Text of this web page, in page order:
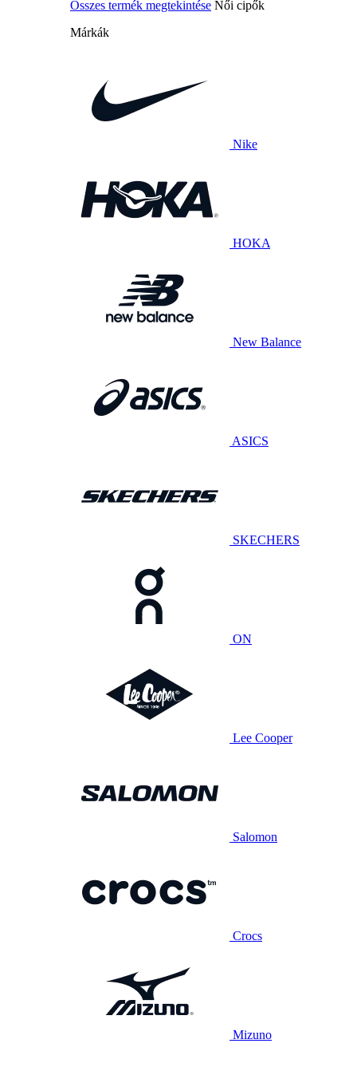
Összes termék megtekintése Női cipők
Márkák
Nike
HOKA
New Balance
ASICS
SKECHERS
ON
Lee Cooper
Salomon
Crocs
Mizuno